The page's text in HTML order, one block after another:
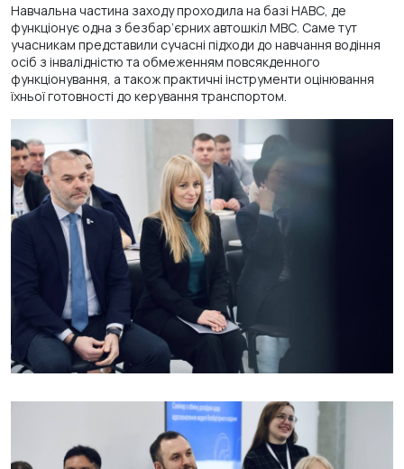
Навчальна частина заходу проходила на базі НАВС, де
функціонує одна з безбар’єрних автошкіл МВС. Саме тут
учасникам представили сучасні підходи до навчання водіння
осіб з інвалідністю та обмеженням повсякденного
функціонування, а також практичні інструменти оцінювання
їхньої готовності до керування транспортом.